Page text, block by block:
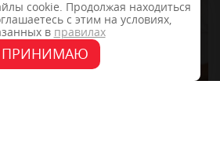
cookie. Продолжая находиться
с этим на условиях,
в правилах
ПРИНИМАЮ